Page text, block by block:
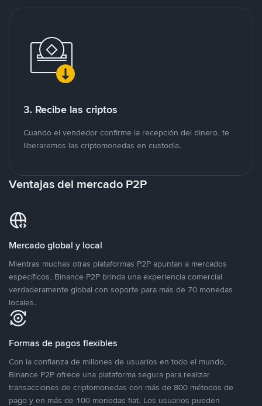
3. Recibe las criptos
Cuando el vendedor confirme la recepción del dinero, te
liberaremos las criptomonedas en custodia.
Ventajas del mercado P2P
Mercado global y local
Mientras muchas otras plataformas P2P apuntan a mercados
específicos, Binance P2P brinda una experiencia comercial
verdaderamente global con soporte para más de 70 monedas
locales.
Formas de pagos flexibles
Con la confianza de millones de usuarios en todo el mundo,
Binance P2P ofrece una plataforma segura para realizar
transacciones de criptomonedas con más de 800 métodos de
pago y en más de 100 monedas fiat. Los usuarios pueden